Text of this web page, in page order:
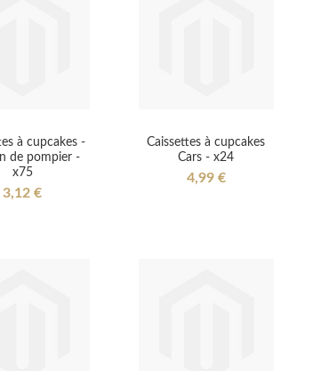
à cupcakes -
de pompier -
x75
3,12 €
Caissettes à cupcakes
Cars - x24
4,99 €